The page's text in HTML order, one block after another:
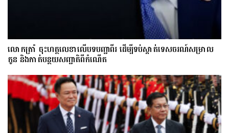
លោក​ត្រាំ ចុះហត្ថលេខាលើបទបញ្ជាពីរ ដើម្បីទប់ស្កាត់ទេស​ចរណ៍សម្រាល
កូន និងកាត់បន្ថយសញ្ជាតិពីកំណើត